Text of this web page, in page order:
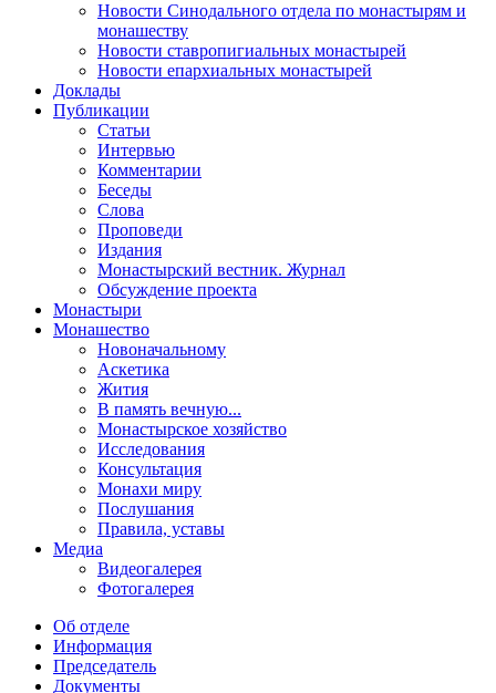
Новости Синодального отдела по монастырям и
монашеству
Новости ставропигиальных монастырей
Новости епархиальных монастырей
Доклады
Публикации
Статьи
Интервью
Комментарии
Беседы
Слова
Проповеди
Издания
Монастырский вестник. Журнал
Обсуждение проекта
Монастыри
Монашество
Новоначальному
Аскетика
Жития
В память вечную...
Монастырское хозяйство
Исследования
Консультация
Монахи миру
Послушания
Правила, уставы
Медиа
Видеогалерея
Фотогалерея
Об отделе
Информация
Председатель
Документы